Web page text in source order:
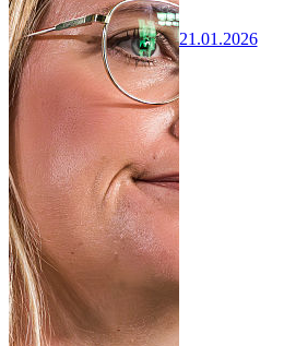
21.01.2026